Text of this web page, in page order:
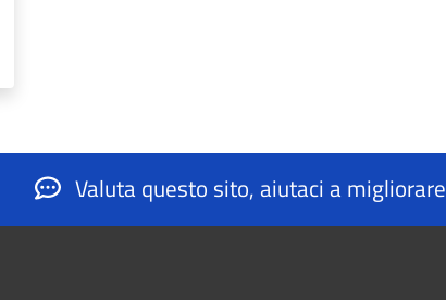
Valuta questo sito, aiutaci a migliorare